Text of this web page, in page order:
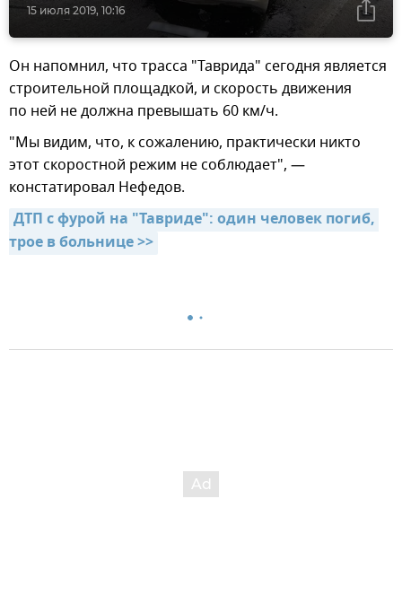
15 июля 2019, 10:16
Он напомнил, что трасса "Таврида" сегодня является
строительной площадкой, и скорость движения
по ней не должна превышать 60 км/ч.
"Мы видим, что, к сожалению, практически никто
этот скоростной режим не соблюдает", —
констатировал Нефедов.
ДТП с фурой на "Тавриде": один человек погиб,
трое в больнице >>